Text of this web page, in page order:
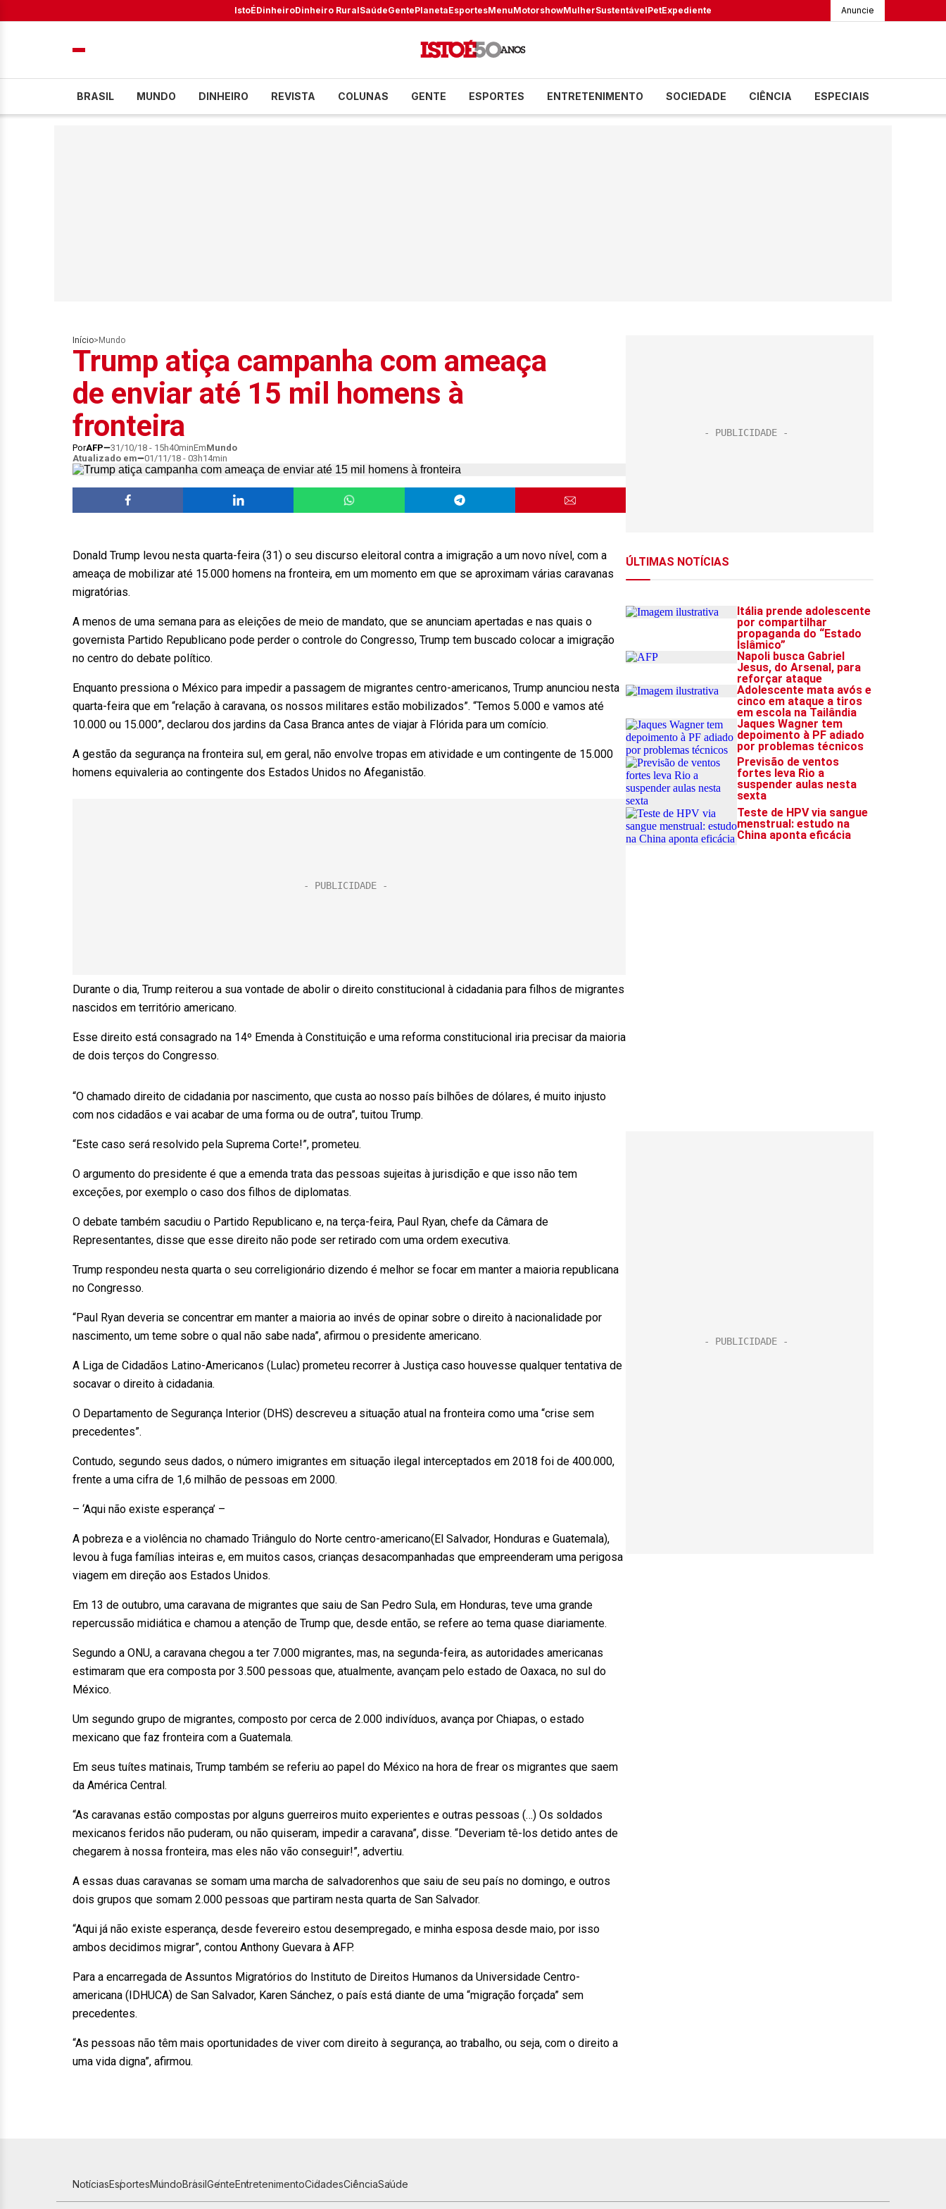
IstoÉDinheiroDinheiro RuralSaúdeGentePlanetaEsportesMenuMotorshowMulherSustentávelPetExpediente Anuncie
BRASIL MUNDO DINHEIRO REVISTA COLUNAS GENTE ESPORTES ENTRETENIMENTO SOCIEDADE CIÊNCIA ESPECIAIS
Início> Mundo
Trump atiça campanha com ameaça
de enviar até 15 mil homens à
fronteira
PorAFP 31/10/18 - 15h40minEmMundo
Atualizado em
01/11/18 - 03h14min
Donald Trump levou nesta quarta-feira (31) o seu discurso eleitoral contra a imigração a um novo nível, com a
ameaça de mobilizar até 15.000 homens na fronteira, em um momento em que se aproximam várias caravanas
migratórias.
A menos de uma semana para as eleições de meio de mandato, que se anunciam apertadas e nas quais o
governista Partido Republicano pode perder o controle do Congresso, Trump tem buscado colocar a imigração
no centro do debate político.
Enquanto pressiona o México para impedir a passagem de migrantes centro-americanos, Trump anunciou nesta
quarta-feira que em “relação à caravana, os nossos militares estão mobilizados”. “Temos 5.000 e vamos até
10.000 ou 15.000”, declarou dos jardins da Casa Branca antes de viajar à Flórida para um comício.
A gestão da segurança na fronteira sul, em geral, não envolve tropas em atividade e um contingente de 15.000
homens equivaleria ao contingente dos Estados Unidos no Afeganistão.
Durante o dia, Trump reiterou a sua vontade de abolir o direito constitucional à cidadania para filhos de migrantes
nascidos em território americano.
Esse direito está consagrado na 14º Emenda à Constituição e uma reforma constitucional iria precisar da maioria
de dois terços do Congresso.
“O chamado direito de cidadania por nascimento, que custa ao nosso país bilhões de dólares, é muito injusto
com nos cidadãos e vai acabar de uma forma ou de outra”, tuitou Trump.
“Este caso será resolvido pela Suprema Corte!”, prometeu.
O argumento do presidente é que a emenda trata das pessoas sujeitas à jurisdição e que isso não tem
exceções, por exemplo o caso dos filhos de diplomatas.
O debate também sacudiu o Partido Republicano e, na terça-feira, Paul Ryan, chefe da Câmara de
Representantes, disse que esse direito não pode ser retirado com uma ordem executiva.
Trump respondeu nesta quarta o seu correligionário dizendo é melhor se focar em manter a maioria republicana
no Congresso.
“Paul Ryan deveria se concentrar em manter a maioria ao invés de opinar sobre o direito à nacionalidade por
nascimento, um teme sobre o qual não sabe nada”, afirmou o presidente americano.
A Liga de Cidadãos Latino-Americanos (Lulac) prometeu recorrer à Justiça caso houvesse qualquer tentativa de
socavar o direito à cidadania.
O Departamento de Segurança Interior (DHS) descreveu a situação atual na fronteira como uma “crise sem
precedentes”.
Contudo, segundo seus dados, o número imigrantes em situação ilegal interceptados em 2018 foi de 400.000,
frente a uma cifra de 1,6 milhão de pessoas em 2000.
– ‘Aqui não existe esperança’ –
A pobreza e a violência no chamado Triângulo do Norte centro-americano(El Salvador, Honduras e Guatemala),
levou à fuga famílias inteiras e, em muitos casos, crianças desacompanhadas que empreenderam uma perigosa
viagem em direção aos Estados Unidos.
Em 13 de outubro, uma caravana de migrantes que saiu de San Pedro Sula, em Honduras, teve uma grande
repercussão midiática e chamou a atenção de Trump que, desde então, se refere ao tema quase diariamente.
Segundo a ONU, a caravana chegou a ter 7.000 migrantes, mas, na segunda-feira, as autoridades americanas
estimaram que era composta por 3.500 pessoas que, atualmente, avançam pelo estado de Oaxaca, no sul do
México.
Um segundo grupo de migrantes, composto por cerca de 2.000 indivíduos, avança por Chiapas, o estado
mexicano que faz fronteira com a Guatemala.
Em seus tuítes matinais, Trump também se referiu ao papel do México na hora de frear os migrantes que saem
da América Central.
“As caravanas estão compostas por alguns guerreiros muito experientes e outras pessoas (…) Os soldados
mexicanos feridos não puderam, ou não quiseram, impedir a caravana”, disse. “Deveriam tê-los detido antes de
chegarem à nossa fronteira, mas eles não vão conseguir!”, advertiu.
A essas duas caravanas se somam uma marcha de salvadorenhos que saiu de seu país no domingo, e outros
dois grupos que somam 2.000 pessoas que partiram nesta quarta de San Salvador.
“Aqui já não existe esperança, desde fevereiro estou desempregado, e minha esposa desde maio, por isso
ambos decidimos migrar”, contou Anthony Guevara à AFP.
Para a encarregada de Assuntos Migratórios do Instituto de Direitos Humanos da Universidade Centro-
americana (IDHUCA) de San Salvador, Karen Sánchez, o país está diante de uma “migração forçada” sem
precedentes.
“As pessoas não têm mais oportunidades de viver com direito à segurança, ao trabalho, ou seja, com o direito a
uma vida digna”, afirmou.
NotíciasEsportesMundoBrasilGenteEntretenimentoCidadesCiênciaSaúde